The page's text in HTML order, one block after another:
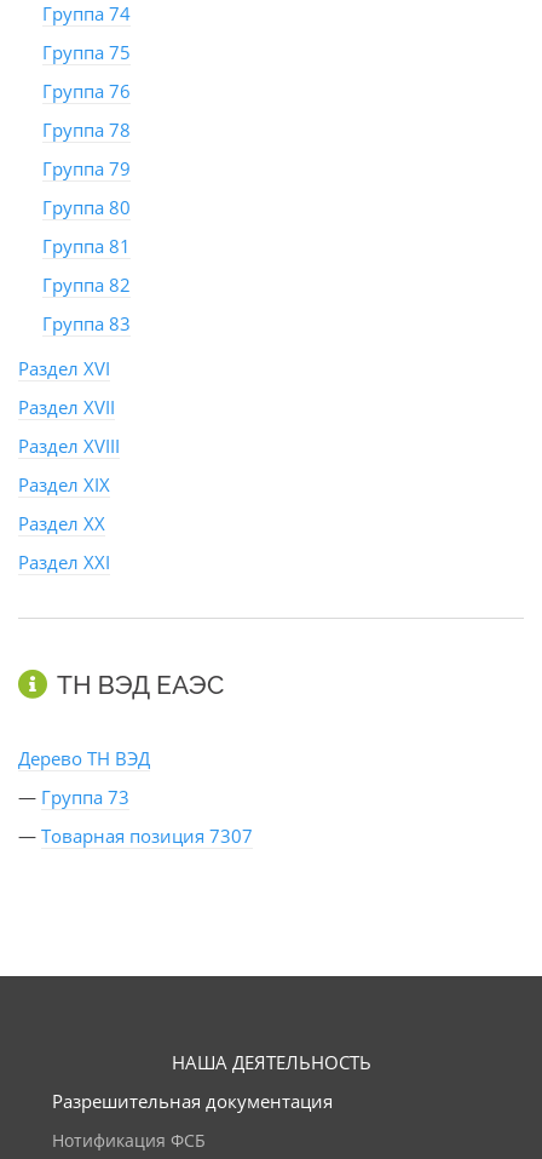
Группа 74
Группа 75
Группа 76
Группа 78
Группа 79
Группа 80
Группа 81
Группа 82
Группа 83
Раздел XVI
Раздел XVII
Раздел XVIII
Раздел XIX
Раздел XX
Раздел XXI
ТН ВЭД ЕАЭС
Дерево ТН ВЭД
— Группа 73
— Товарная позиция 7307
НАША ДЕЯТЕЛЬНОСТЬ
Разрешительная документация
Нотификация ФСБ